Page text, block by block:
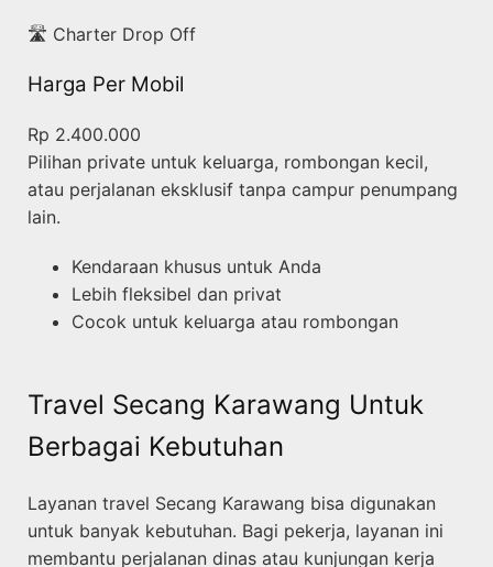
🛣️ Charter Drop Off
Harga Per Mobil
Rp 2.400.000
Pilihan private untuk keluarga, rombongan kecil,
atau perjalanan eksklusif tanpa campur penumpang
lain.
Kendaraan khusus untuk Anda
Lebih fleksibel dan privat
Cocok untuk keluarga atau rombongan
Travel Secang Karawang Untuk
Berbagai Kebutuhan
Layanan travel Secang Karawang bisa digunakan
untuk banyak kebutuhan. Bagi pekerja, layanan ini
membantu perjalanan dinas atau kunjungan kerja